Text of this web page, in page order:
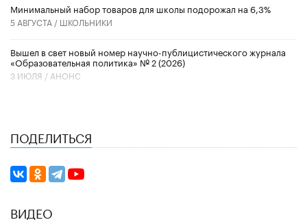
Минимальный набор товаров для школы подорожал на 6,3%
5 АВГУСТА / ШКОЛЬНИКИ
Вышел в свет новый номер научно-публицистического журнала
«Образовательная политика» № 2 (2026)
3 ИЮЛЯ / АНОНС
ПОДЕЛИТЬСЯ
ВИДЕО